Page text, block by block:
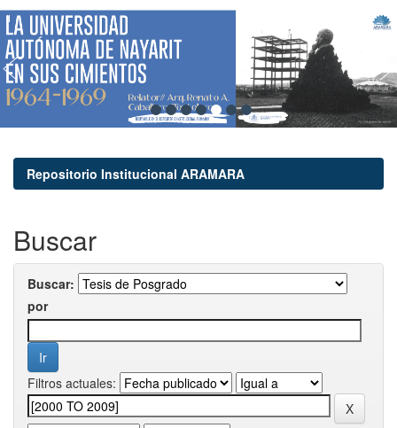
Repositorio Institucional ARAMARA
Buscar
Buscar:
por
Filtros actuales: